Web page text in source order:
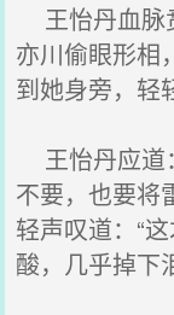
王怡丹血脉
亦川偷眼形相
到她身旁，轻
王怡丹应道
不要，也要将
轻声叹道：“
酸，几乎掉下